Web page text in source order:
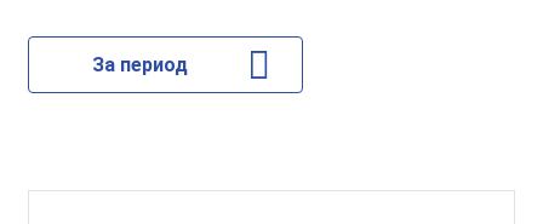
За период